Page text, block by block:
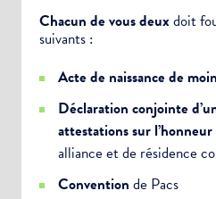
Chacun de vous deuxdoit
suivants :
Acte de naissance de
Déclaration conjointe
attestations sur l’honneur
alliance et de résidence
Convention de Pacs